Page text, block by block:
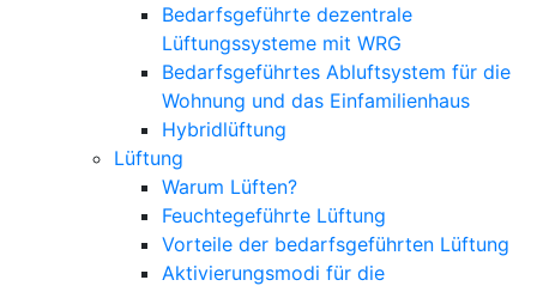
Bedarfsgeführte dezentrale
Lüftungssysteme mit WRG
Bedarfsgeführtes Abluftsystem für die
Wohnung und das Einfamilienhaus
Hybridlüftung
Lüftung
Warum Lüften?
Feuchtegeführte Lüftung
Vorteile der bedarfsgeführten Lüftung
Aktivierungsmodi für die